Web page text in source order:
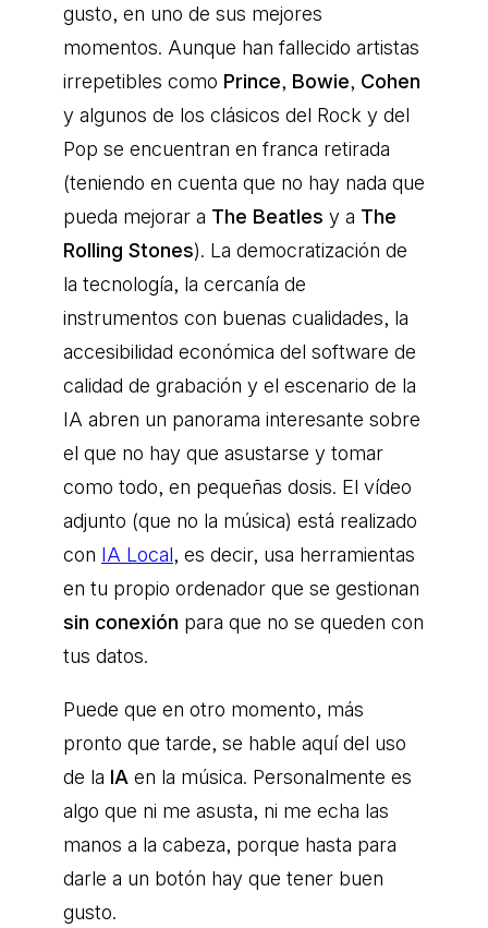
gusto, en uno de sus mejores
momentos. Aunque han fallecido artistas
irrepetibles como Prince, Bowie, Cohen
y algunos de los clásicos del Rock y del
Pop se encuentran en franca retirada
(teniendo en cuenta que no hay nada que
pueda mejorar a The Beatles y a The
Rolling Stones). La democratización de
la tecnología, la cercanía de
instrumentos con buenas cualidades, la
accesibilidad económica del software de
calidad de grabación y el escenario de la
IA abren un panorama interesante sobre
el que no hay que asustarse y tomar
como todo, en pequeñas dosis. El vídeo
adjunto (que no la música) está realizado
con IA Local, es decir, usa herramientas
en tu propio ordenador que se gestionan
sin conexión para que no se queden con
tus datos.
Puede que en otro momento, más
pronto que tarde, se hable aquí del uso
de la IA en la música. Personalmente es
algo que ni me asusta, ni me echa las
manos a la cabeza, porque hasta para
darle a un botón hay que tener buen
gusto.